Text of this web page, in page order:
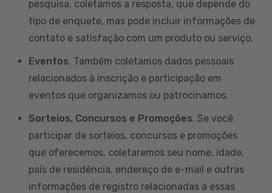
pesquisa, coletamos a resposta, que depende do
tipo de enquete, mas pode incluir informações de
contato e satisfação com um produto ou serviço.
Eventos. Também coletamos dados pessoais
relacionados à inscrição e participação em
eventos que organizamos ou patrocinamos.
Sorteios, Concursos e Promoções. Se você
participar de sorteios, concursos e promoções
que oferecemos, coletaremos seu nome, idade,
país de residência, endereço de e-mail e outras
informações de registro relacionadas a essas